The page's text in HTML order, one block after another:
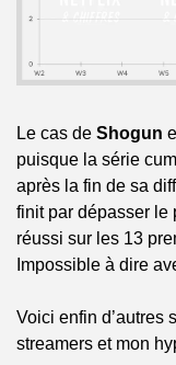
Le cas de Shogun
puisque la série
après la fin de sa
finit par dépasser le
réussi sur les 13
Impossible à dire
Voici enfin d’autres
streamers et mon